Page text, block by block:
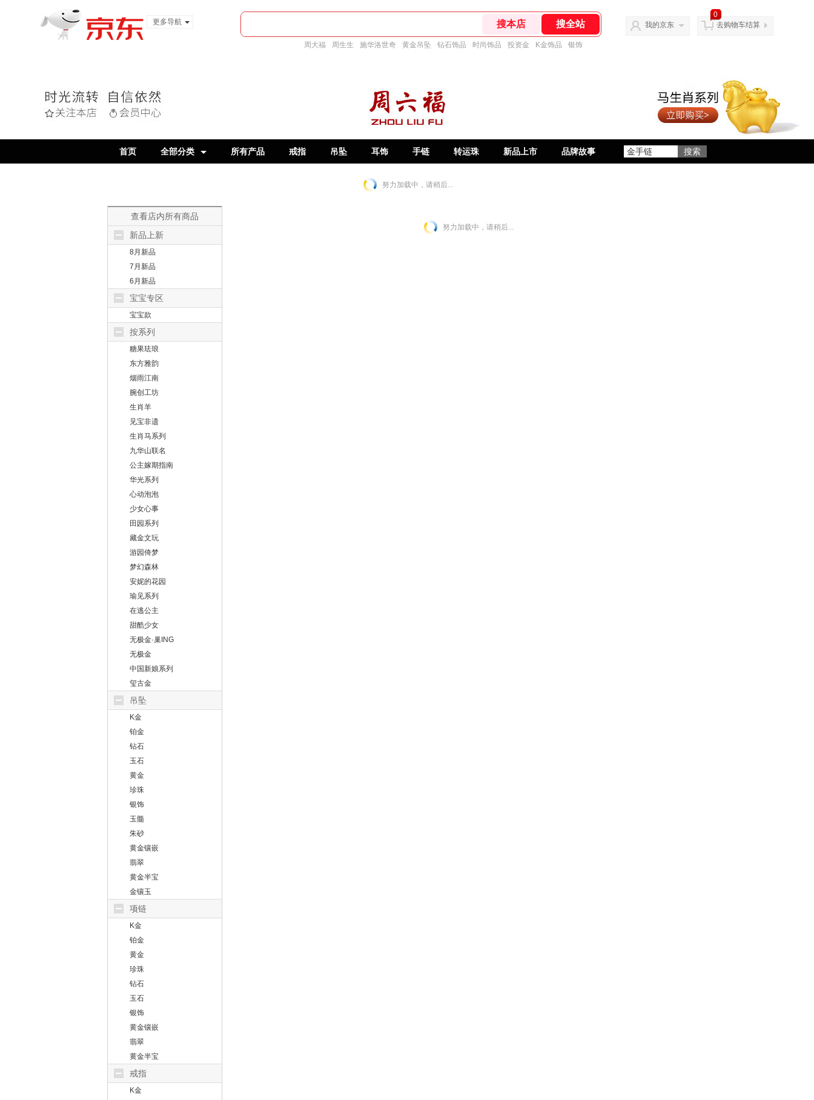
更多导航
周大福 周生生 施华洛世奇 黄金吊坠 钻石饰品 时尚饰品 投资金 K金饰品 银饰
我的京东
0
去购物车结算
首页 全部分类 所有产品 戒指 吊坠 耳饰 手链 转运珠 新品上市 品牌故事
努力加载中，请稍后...
查看店内所有商品
新品上新
8月新品
7月新品
6月新品
宝宝专区
宝宝款
按系列
糖果珐琅
东方雅韵
烟雨江南
腕创工坊
生肖羊
见宝非遗
生肖马系列
九华山联名
公主嫁期指南
华光系列
心动泡泡
少女心事
田园系列
藏金文玩
游园倚梦
梦幻森林
安妮的花园
瑜见系列
在逃公主
甜酷少女
无极金·巢ING
无极金
中国新娘系列
玺古金
吊坠
K金
铂金
钻石
玉石
黄金
珍珠
银饰
玉髓
朱砂
黄金镶嵌
翡翠
黄金半宝
金镶玉
项链
K金
铂金
黄金
珍珠
钻石
玉石
银饰
黄金镶嵌
翡翠
黄金半宝
戒指
K金
努力加载中，请稍后...